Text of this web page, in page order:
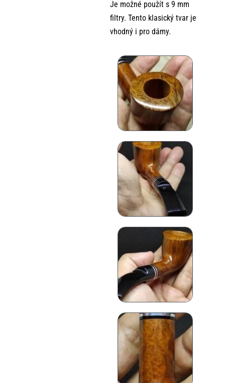
Je možné použít s 9 mm
filtry. Tento klasický tvar je
vhodný i pro dámy.